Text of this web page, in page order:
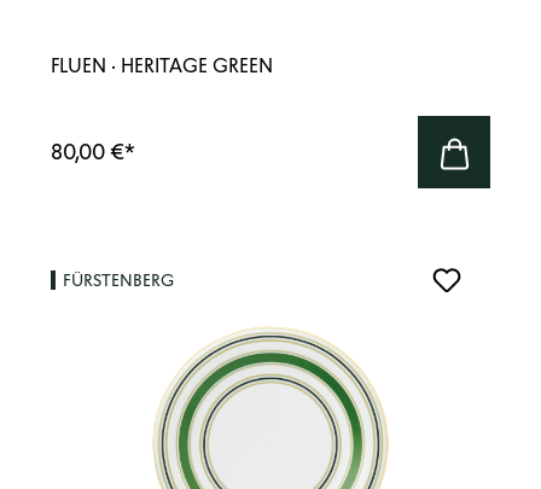
FLUEN · HERITAGE GREEN
80,00 €*
FÜRSTENBERG